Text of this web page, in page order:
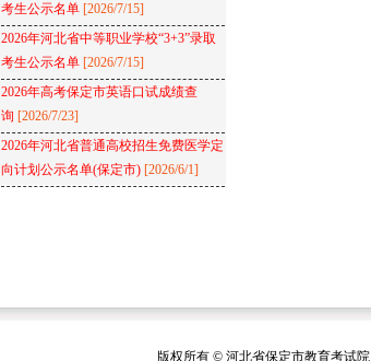
考生公示名单 [2026/7/15]
2026年河北省中等职业学校“3+3”录取
考生公示名单 [2026/7/15]
2026年高考保定市英语口试成绩查
询 [2026/7/23]
2026年河北省普通高校招生免费医学定
向计划公示名单(保定市) [2026/6/1]
版权所有 © 河北省保定市教育考试院